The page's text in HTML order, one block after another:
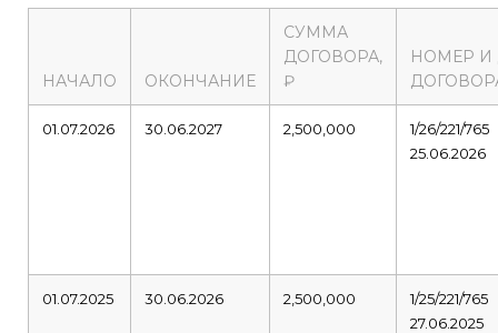
НАЧАЛО ОКОНЧАНИЕ
СУММА
ДОГОВОРА,
₽
НОМЕР И
01.07.2026 30.06.2027 2,500,000
1/26/221/765
25.06.2026
01.07.2025 30.06.2026 2,500,000
1/25/221/765
27.06.2025